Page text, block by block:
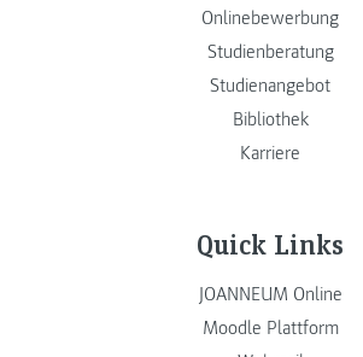
Onlinebewerbung
Studienberatung
Studienangebot
Bibliothek
Karriere
Quick Links
JOANNEUM Online
Moodle Plattform